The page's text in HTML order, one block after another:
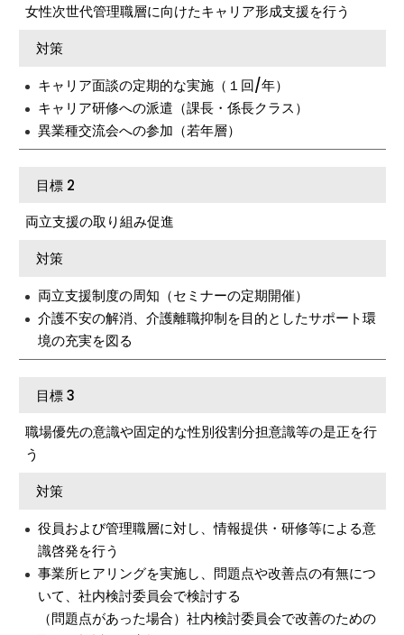
女性次世代管理職層に向けたキャリア形成支援を行う
対策
キャリア面談の定期的な実施（１回/年）
キャリア研修への派遣（課長・係長クラス）
異業種交流会への参加（若年層）
目標 2
両立支援の取り組み促進
対策
両立支援制度の周知（セミナーの定期開催）
介護不安の解消、介護離職抑制を目的としたサポート環
境の充実を図る
目標 3
職場優先の意識や固定的な性別役割分担意識等の是正を行
う
対策
役員および管理職層に対し、情報提供・研修等による意
識啓発を行う
事業所ヒアリングを実施し、問題点や改善点の有無につ
いて、社内検討委員会で検討する
（問題点があった場合）社内検討委員会で改善のための